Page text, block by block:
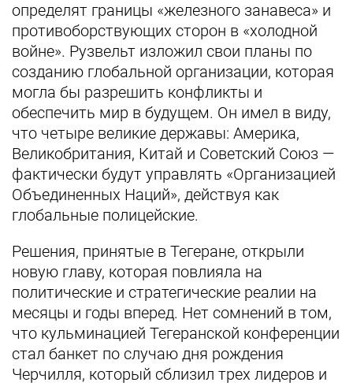
определят границы «железного занавеса» и
противоборствующих сторон в «холодной
войне». Рузвельт изложил свои планы по
созданию глобальной организации, которая
могла бы разрешить конфликты и
обеспечить мир в будущем. Он имел в виду,
что четыре великие державы: Америка,
Великобритания, Китай и Советский Союз —
фактически будут управлять «Организацией
Объединенных Наций», действуя как
глобальные полицейские.
Решения, принятые в Тегеране, открыли
новую главу, которая повлияла на
политические и стратегические реалии на
месяцы и годы вперед. Нет сомнений в том,
что кульминацией Тегеранской конференции
стал банкет по случаю дня рождения
Черчилля, который сблизил трех лидеров и